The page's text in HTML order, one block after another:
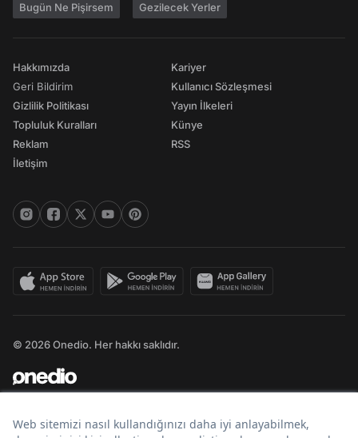
Bugün Ne Pişirsem Gezilecek Yerler
Hakkımızda
Geri Bildirim
Gizlilik Politikası
Topluluk Kuralları
Reklam
İletişim
Kariyer
Kullanıcı Sözleşmesi
Yayın İlkeleri
Künye
RSS
© 2026 Onedio. Her hakkı saklıdır.
Bir markasıdır.